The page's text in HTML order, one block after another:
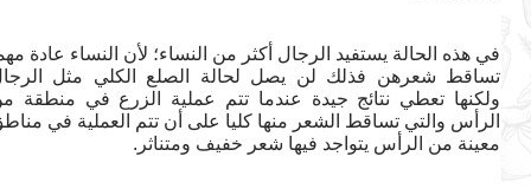
في هذه الحالة يستفيد الرجال أكثر من النساء؛ لأن النساء عادة مهما
تساقط شعرهن فذلك لن يصل لحالة الصلع الكلي مثل الرجال
ولكنها تعطي نتائج جيدة عندما تتم عملية الزرع في منطقة من
الرأس والتي تساقط الشعر منها كليا على أن تتم العملية في مناطق
معينة من الرأس يتواجد فيها شعر خفيف ومتناثر.